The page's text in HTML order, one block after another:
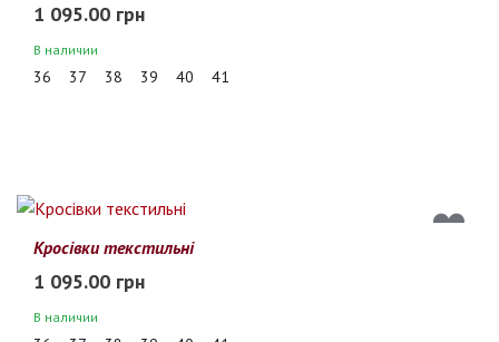
1 095.00 грн
В наличии
36 37 38 39 40 41
Кросівки текстильні
1 095.00 грн
В наличии